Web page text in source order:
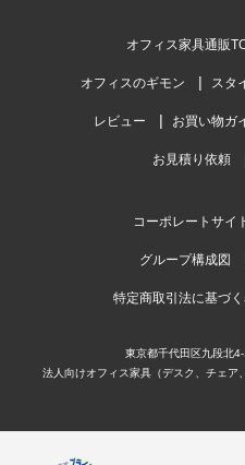
オフィス家具通販
オフィスのギモン スタ
レビュー お買い物ガ
お見積り依頼
コーポレートサイ
グループ構成図
特定商取引法に基づ
東京都千代田区九段北
法人向けオフィス家具（デスク、チェア